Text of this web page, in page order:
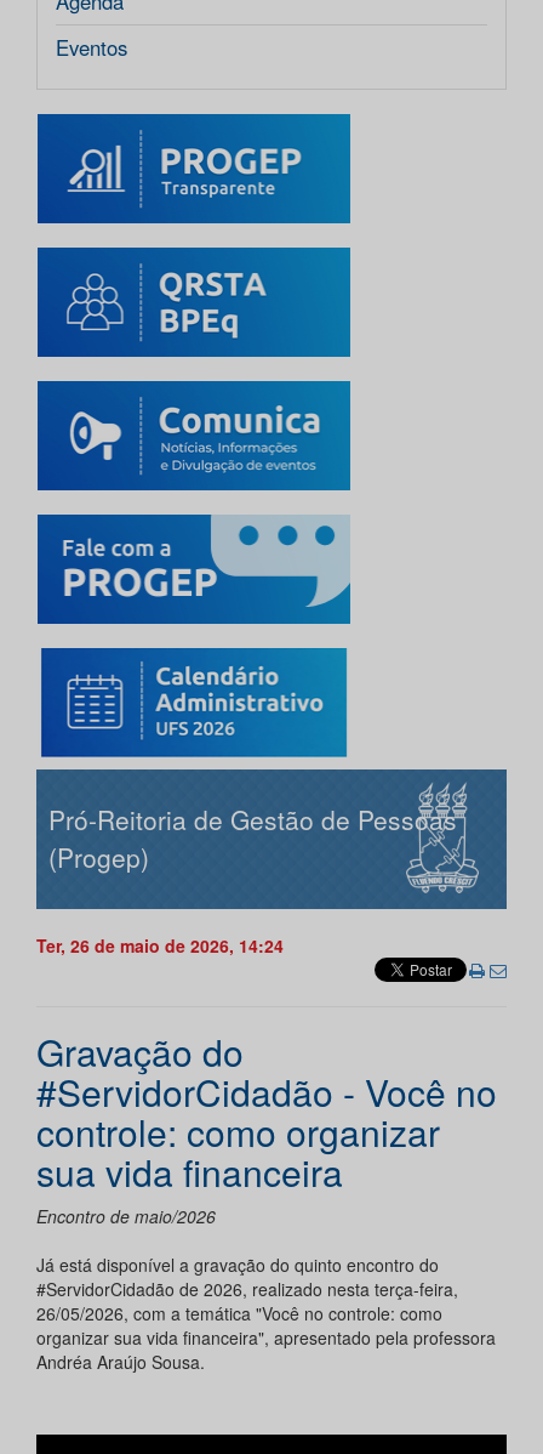
Eventos
Pró-Reitoria de Gestão de Pessoas
(Progep)
Ter, 26 de maio de 2026, 14:24
Gravação do
#ServidorCidadão - Você no
controle: como organizar
sua vida financeira
Encontro de maio/2026
Já está disponível a gravação do quinto encontro do
#ServidorCidadão de 2026, realizado nesta terça-feira,
26/05/2026, com a temática "Você no controle: como
organizar sua vida financeira", apresentado pela professora
Andréa Araújo Sousa.